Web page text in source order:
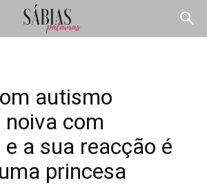
autismo
com
e a sua reacção é
princesa